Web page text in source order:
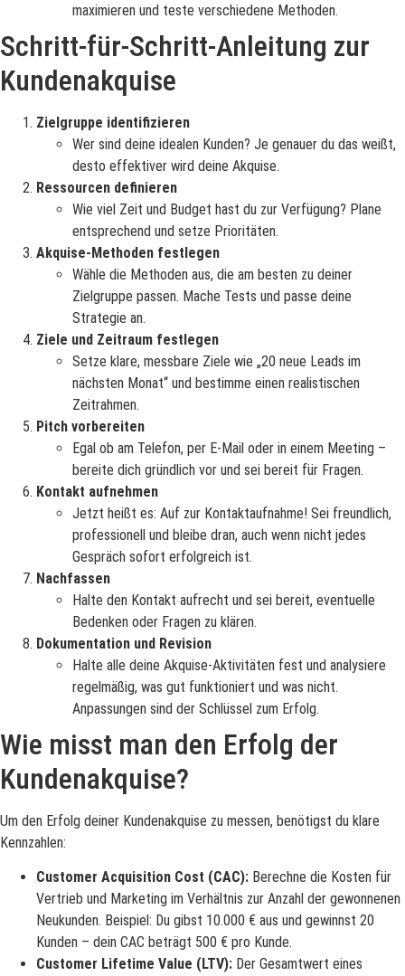
maximieren und teste verschiedene Methoden.
Schritt-für-Schritt-Anleitung zur
Kundenakquise
Zielgruppe identifizieren
Wer sind deine idealen Kunden? Je genauer du das weißt,
desto effektiver wird deine Akquise.
Ressourcen definieren
Wie viel Zeit und Budget hast du zur Verfügung? Plane
entsprechend und setze Prioritäten.
Akquise-Methoden festlegen
Wähle die Methoden aus, die am besten zu deiner
Zielgruppe passen. Mache Tests und passe deine
Strategie an.
Ziele und Zeitraum festlegen
Setze klare, messbare Ziele wie „20 neue Leads im
nächsten Monat“ und bestimme einen realistischen
Zeitrahmen.
Pitch vorbereiten
Egal ob am Telefon, per E-Mail oder in einem Meeting –
bereite dich gründlich vor und sei bereit für Fragen.
Kontakt aufnehmen
Jetzt heißt es: Auf zur Kontaktaufnahme! Sei freundlich,
professionell und bleibe dran, auch wenn nicht jedes
Gespräch sofort erfolgreich ist.
Nachfassen
Halte den Kontakt aufrecht und sei bereit, eventuelle
Bedenken oder Fragen zu klären.
Dokumentation und Revision
Halte alle deine Akquise-Aktivitäten fest und analysiere
regelmäßig, was gut funktioniert und was nicht.
Anpassungen sind der Schlüssel zum Erfolg.
Wie misst man den Erfolg der
Kundenakquise?
Um den Erfolg deiner Kundenakquise zu messen, benötigst du klare
Kennzahlen:
Customer Acquisition Cost (CAC): Berechne die Kosten für
Vertrieb und Marketing im Verhältnis zur Anzahl der gewonnenen
Neukunden. Beispiel: Du gibst 10.000 € aus und gewinnst 20
Kunden – dein CAC beträgt 500 € pro Kunde.
Customer Lifetime Value (LTV): Der Gesamtwert eines